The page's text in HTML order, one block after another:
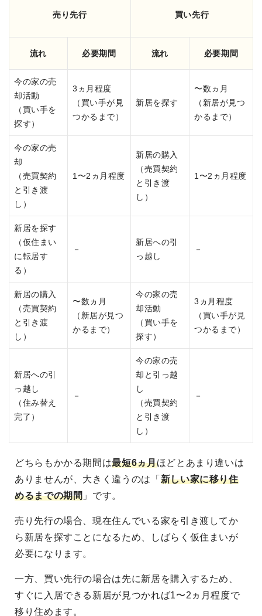
売り先行 買い先行
流れ 必要期間 流れ 必要期間
今の家の売
却活動
（買い手を
探す）
3ヵ月程度
（買い手が見
つかるまで）
新居を探す
〜数ヵ月
（新居が見つ
かるまで）
今の家の売
却
（売買契約
と引き渡
し）
1〜2ヵ月程度
新居の購入
（売買契約
と引き渡
し）
1〜2ヵ月程度
新居を探す
（仮住まい
に転居す
る）
－
新居への引
っ越し
－
新居の購入
（売買契約
と引き渡
し）
〜数ヵ月
（新居が見つ
かるまで）
今の家の売
却活動
（買い手を
探す）
3ヵ月程度
（買い手が見
つかるまで）
新居への引
っ越し
（住み替え
完了）
－
今の家の売
却と引っ越
し
（売買契約
と引き渡
し）
－
どちらもかかる期間は最短6ヵ月ほどとあまり違いは
ありませんが、大きく違うのは「 新しい家に移り住
めるまでの期間 」です。
売り先行の場合、現在住んでいる家を引き渡してか
ら新居を探すことになるため、しばらく仮住まいが
必要になります。
一方、買い先行の場合は先に新居を購入するため、
すぐに入居できる新居が見つかれば1〜2ヵ月程度で
移り住めます。